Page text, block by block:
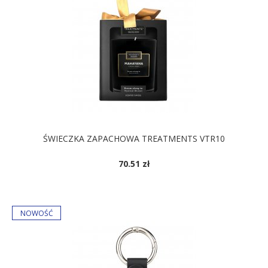
ŚWIECZKA ZAPACHOWA TREATMENTS VTR10
70.51 zł